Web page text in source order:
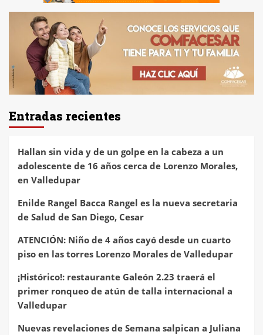
Entradas recientes
Hallan sin vida y de un golpe en la cabeza a un
adolescente de 16 años cerca de Lorenzo Morales,
en Valledupar
Enilde Rangel Bacca Rangel es la nueva secretaria
de Salud de San Diego, Cesar
ATENCIÓN: Niño de 4 años cayó desde un cuarto
piso en las torres Lorenzo Morales de Valledupar
¡Histórico!: restaurante Galeón 2.23 traerá el
primer ronqueo de atún de talla internacional a
Valledupar
Nuevas revelaciones de Semana salpican a Juliana